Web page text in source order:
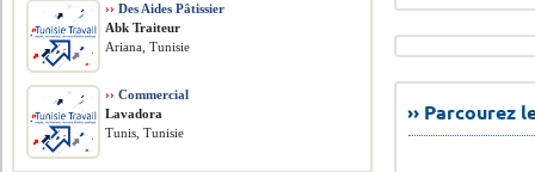
››
›› Des Aides Pâtissier
Abk Traiteur
Ariana, Tunisie
›› Commercial
Lavadora
Tunis, Tunisie